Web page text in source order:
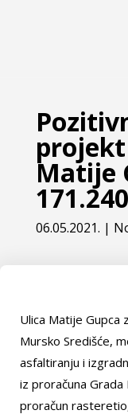
projekt
Matije
06.05.2021. |
Ulica Matije Gupca
Mursko Središće,
asfaltiranju i
iz proračuna Grada
proračun